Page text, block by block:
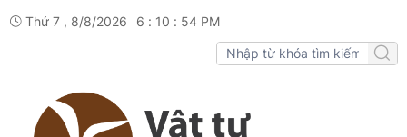
Thứ 7 , 8/8/2026 6 : 10 : 54 PM